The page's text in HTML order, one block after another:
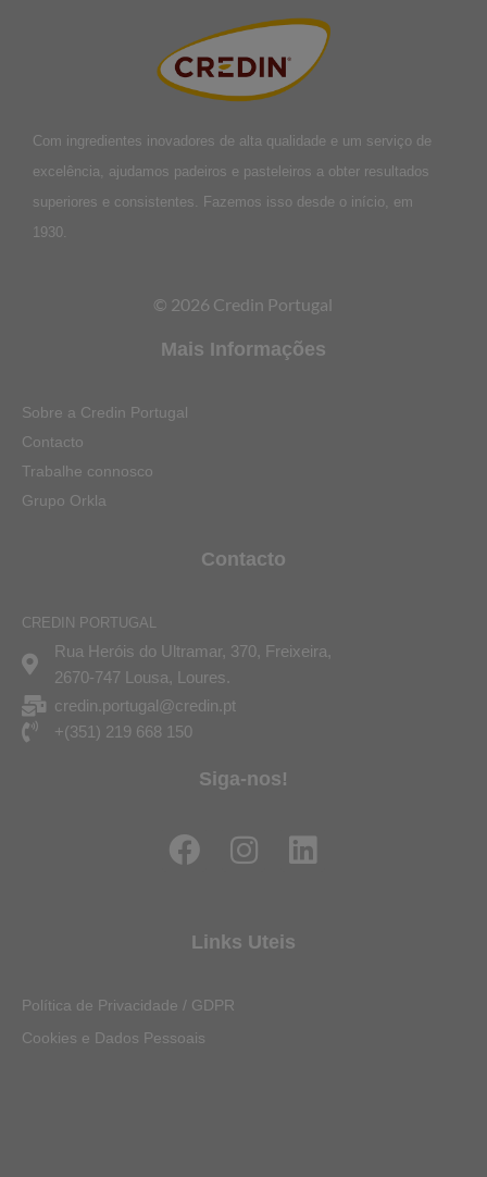
Com ingredientes inovadores de alta qualidade e um serviço de
excelência, ajudamos padeiros e pasteleiros a obter resultados
superiores e consistentes. Fazemos isso desde o início, em
1930.
© 2026 Credin Portugal
Mais Informações
Sobre a Credin Portugal
Contacto
Trabalhe connosco
Grupo Orkla
Contacto
CREDIN PORTUGAL
Rua Heróis do Ultramar, 370, Freixeira,
2670-747 Lousa, Loures.
credin.portugal@credin.pt
+(351) 219 668 150
Siga-nos!
F
a
e
o
o
I
n
t
L
i
Links Uteis
Política de Privacidade / GDPR
Cookies e Dados Pessoais